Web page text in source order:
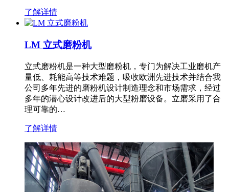
了解详情
LM 立式磨粉机
立式磨粉机是一种大型磨粉机，专门为解决工业磨机产
量低、耗能高等技术难题，吸收欧洲先进技术并结合我
公司多年先进的磨粉机设计制造理念和市场需求，经过
多年的潜心设计改进后的大型粉磨设备。立磨采用了合
理可靠的…
了解详情